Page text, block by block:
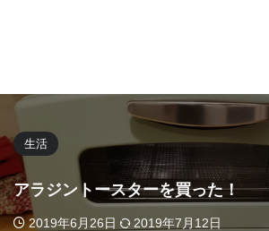
生活
アラジントースターを買った！
2019年6月26日 2019年7月12日